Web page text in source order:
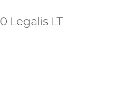
Legalis LT